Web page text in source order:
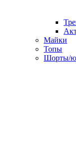
Майки
Топы
Шорты/